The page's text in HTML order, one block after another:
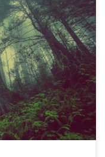
reimaginar, recrear,